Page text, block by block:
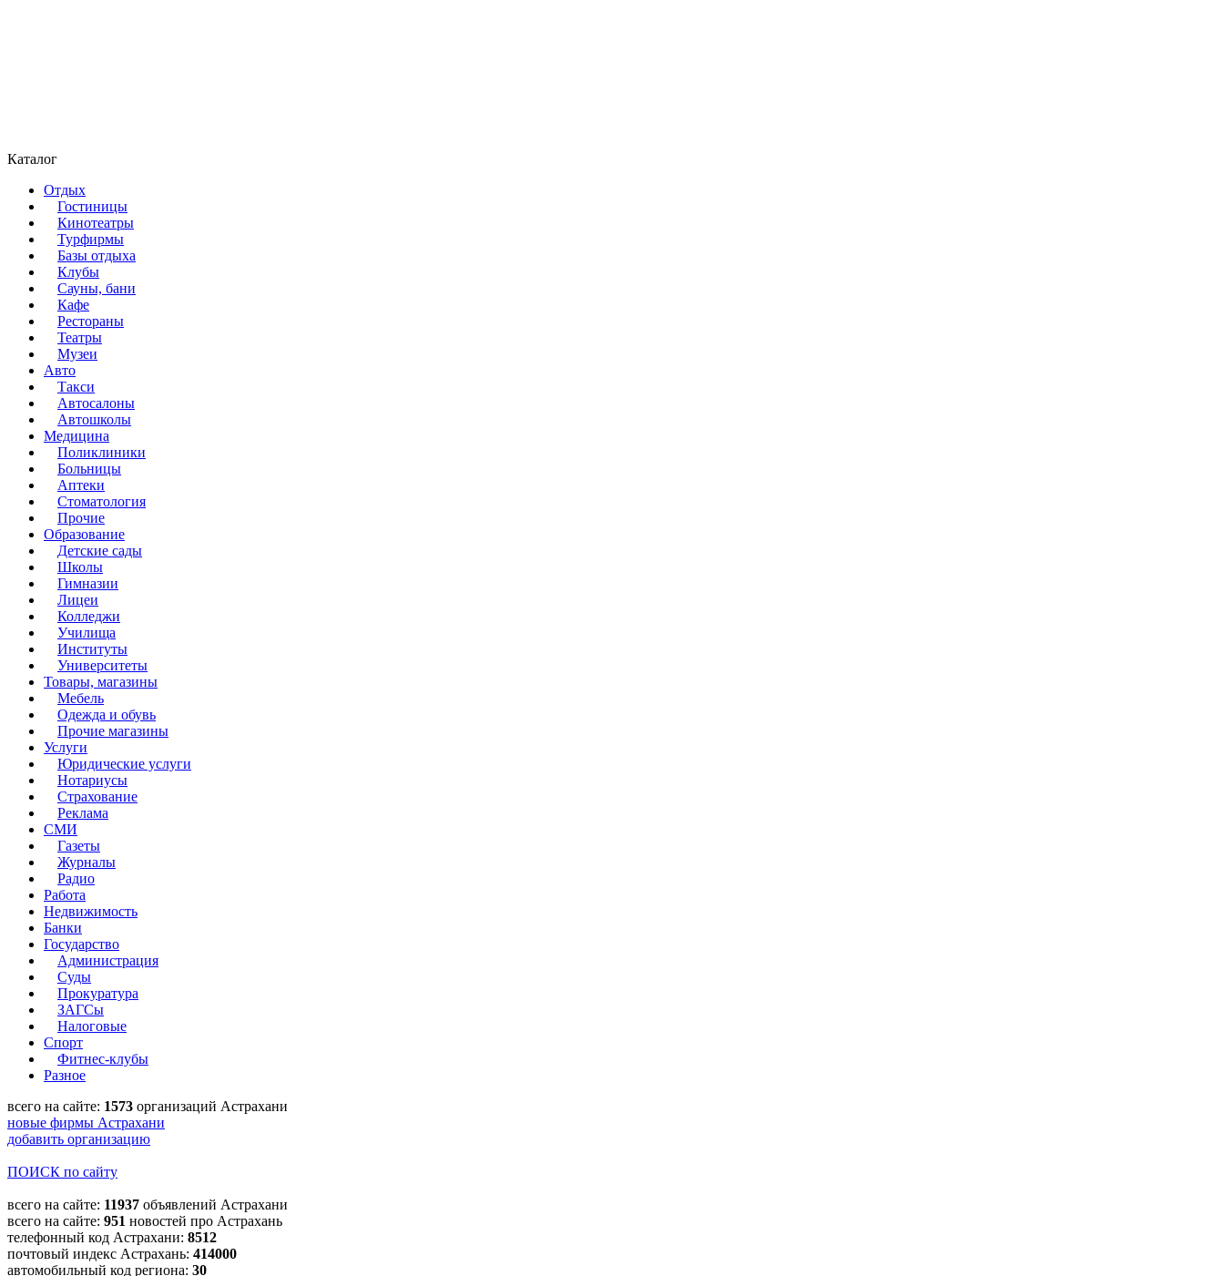
Каталог
Отдых
Гостиницы
Кинотеатры
Турфирмы
Базы отдыха
Клубы
Сауны, бани
Кафе
Рестораны
Театры
Музеи
Авто
Такси
Автосалоны
Автошколы
Медицина
Поликлиники
Больницы
Аптеки
Стоматология
Прочие
Образование
Детские сады
Школы
Гимназии
Лицеи
Колледжи
Училища
Институты
Университеты
Товары, магазины
Мебель
Одежда и обувь
Прочие магазины
Услуги
Юридические услуги
Нотариусы
Страхование
Реклама
СМИ
Газеты
Журналы
Радио
Работа
Недвижимость
Банки
Государство
Администрация
Суды
Прокуратура
ЗАГСы
Налоговые
Спорт
Фитнес-клубы
Разное
всего на сайте: 1573 организаций Астрахани
новые фирмы Астрахани
добавить организацию
ПОИСК по сайту
всего на сайте: 11937 объявлений Астрахани
всего на сайте: 951 новостей про Астрахань
телефонный код Астрахани: 8512
почтовый индекс Астрахань: 414000
автомобильный код региона: 30